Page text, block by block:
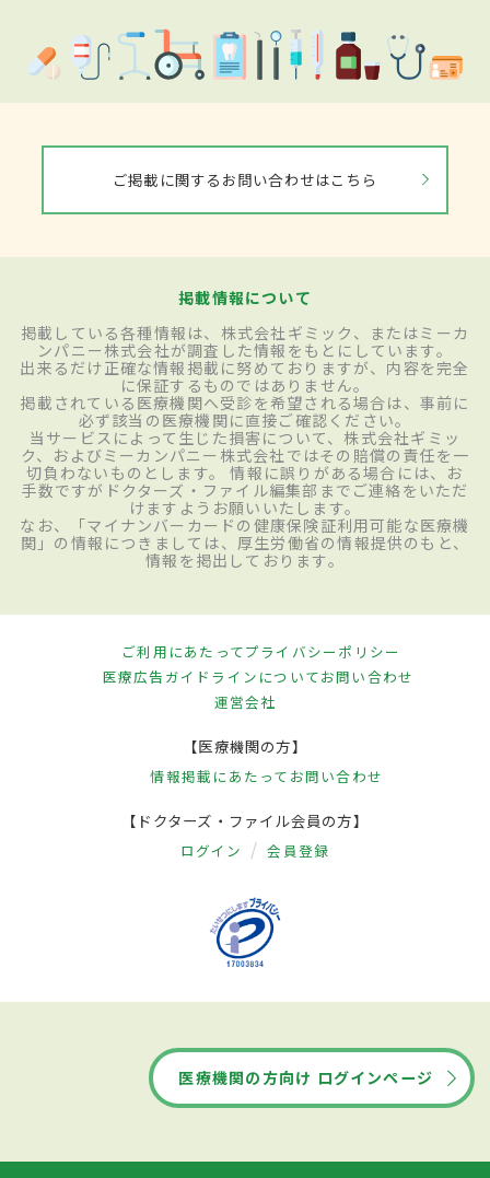
ご掲載に関するお問い合わせはこちら
掲載情報について
掲載している各種情報は、株式会社ギミック、またはミーカ
ンパニー株式会社が調査した情報をもとにしています。
出来るだけ正確な情報掲載に努めておりますが、内容を完全
に保証するものではありません。
掲載されている医療機関へ受診を希望される場合は、事前に
必ず該当の医療機関に直接ご確認ください。
当サービスによって生じた損害について、株式会社ギミッ
ク、およびミーカンパニー株式会社ではその賠償の責任を一
切負わないものとします。 情報に誤りがある場合には、お
手数ですがドクターズ・ファイル編集部までご連絡をいただ
けますようお願いいたします。
なお、「マイナンバーカードの健康保険証利用可能な医療機
関」の情報につきましては、厚生労働省の情報提供のもと、
情報を掲出しております。
ご利用にあたってプライバシーポリシー
医療広告ガイドラインについてお問い合わせ
運営会社
【医療機関の方】
情報掲載にあたって お問い合わせ
【ドクターズ・ファイル会員の方】
ログイン 会員登録
医療機関の方向け ログインページ